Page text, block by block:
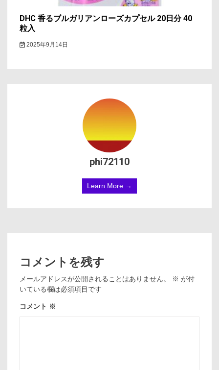
DHC 香るブルガリアンローズカプセル 20日分 40
粒入
2025年9月14日
phi72110
Learn More →
コメントを残す
メールアドレスが公開されることはありません。 ※ が付
いている欄は必須項目です
コメント ※